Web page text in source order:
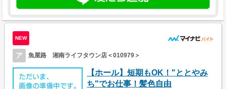
NEW
ア 魚屋路 湘南ライフタウン店＜010979＞
【ホール】短期もOK！"ととやみ
ち"でお仕事！髪色自由